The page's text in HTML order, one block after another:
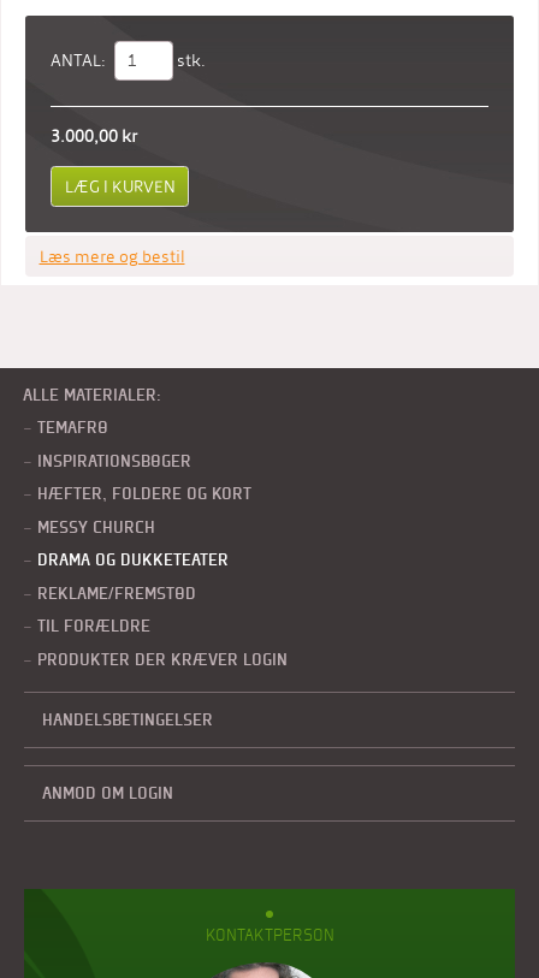
ALLE MATERIALER:
TEMAFRØ
INSPIRATIONSBØGER
HÆFTER, FOLDERE OG KORT
MESSY CHURCH
DRAMA OG DUKKETEATER
REKLAME/FREMSTØD
TIL FORÆLDRE
PRODUKTER DER KRÆVER LOGIN
HANDELSBETINGELSER
ANMOD OM LOGIN
KONTAKTPERSON
ANTAL: stk.
3.000,00 kr
Læs mere og bestil